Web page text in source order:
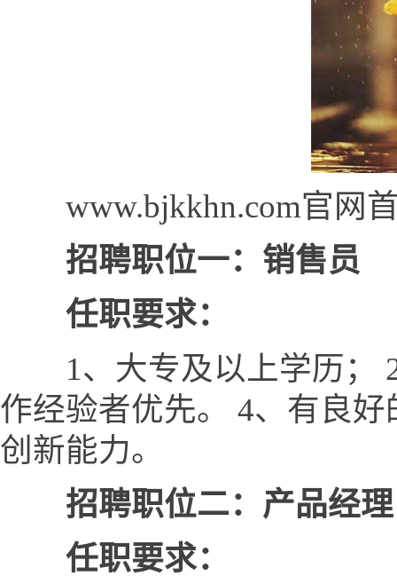
www.bjkkhn.com官网
招聘职位一：销售员
任职要求：
1、大专及以上学历； 2
作经验者优先。 4、有良
创新能力。
招聘职位二：产品经理
任职要求：